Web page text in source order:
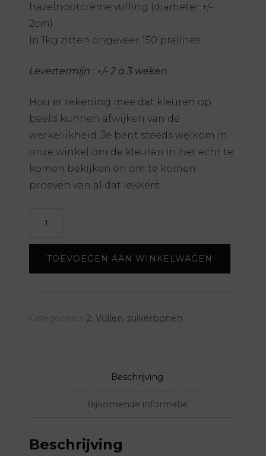
hazelnootcrème vulling (diameter +/-
2cm)
In 1kg zitten ongeveer 150 pralines.
Levertermijn : +/- 2 à 3 weken.
Hou er rekening mee dat kleuren op
beeld kunnen afwijken van de
werkelijkheid. Je bent steeds welkom in
onze winkel om de kleuren in het echt te
komen bekijken én om te komen
proeven van al dat lekkers.
TOEVOEGEN AAN WINKELWAGEN
2. Vullen suikerbonen
Beschrijving
Bijkomende informatie
Beschrijving